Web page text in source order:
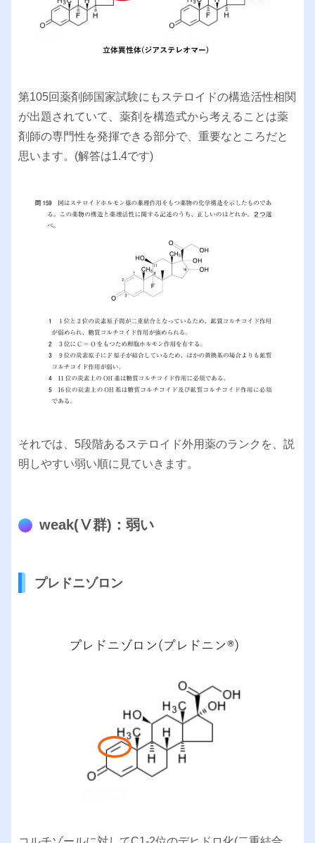
第105回薬剤師国家試験にもステロイドの構造活性相関
が出題されていて、薬剤を構造式から考えることは薬
剤師の専門性を発揮できる部分で、重要なところだと
思います。(解答は1.4です)
それでは、5段階あるステロイド外用薬のランクを、説
明しやすい弱い順に見ていきます。
weak(Ⅴ群)：弱い
プレドニゾロン